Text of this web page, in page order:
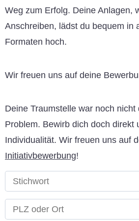
Weg zum Erfolg. Deine Anlagen,
Anschreiben, lädst du bequem in
Formaten hoch.
Wir freuen uns auf deine
Deine Traumstelle war noch nicht
Problem. Bewirb dich doch direkt
Individualität. Wir freuen uns auf
Initiativbewerbung!